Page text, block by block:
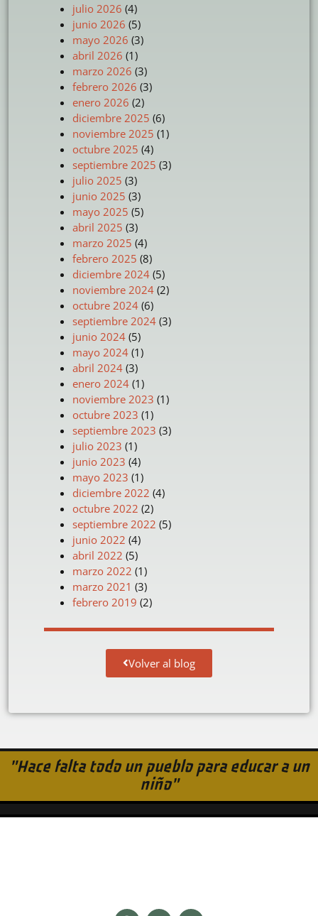
julio 2026 (4)
junio 2026 (5)
mayo 2026 (3)
abril 2026 (1)
marzo 2026 (3)
febrero 2026 (3)
enero 2026 (2)
diciembre 2025 (6)
noviembre 2025 (1)
octubre 2025 (4)
septiembre 2025 (3)
julio 2025 (3)
junio 2025 (3)
mayo 2025 (5)
abril 2025 (3)
marzo 2025 (4)
febrero 2025 (8)
diciembre 2024 (5)
noviembre 2024 (2)
octubre 2024 (6)
septiembre 2024 (3)
junio 2024 (5)
mayo 2024 (1)
abril 2024 (3)
enero 2024 (1)
noviembre 2023 (1)
octubre 2023 (1)
septiembre 2023 (3)
julio 2023 (1)
junio 2023 (4)
mayo 2023 (1)
diciembre 2022 (4)
octubre 2022 (2)
septiembre 2022 (5)
junio 2022 (4)
abril 2022 (5)
marzo 2022 (1)
marzo 2021 (3)
febrero 2019 (2)
Volver al blog
"Hace falta todo un pueblo para educar a un
niño"